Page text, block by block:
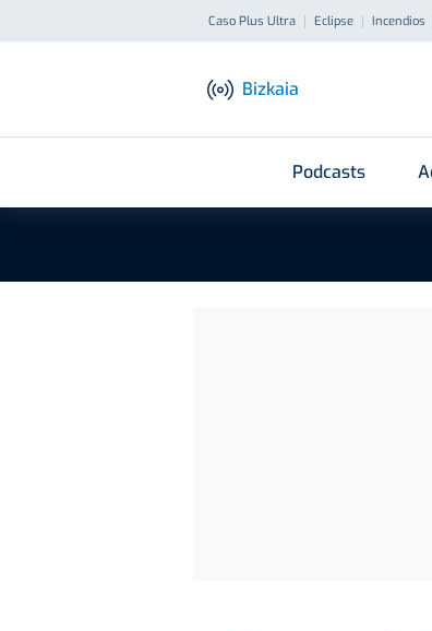
Caso Plus Ultra Eclipse Incendios
Bizkaia
Podcasts